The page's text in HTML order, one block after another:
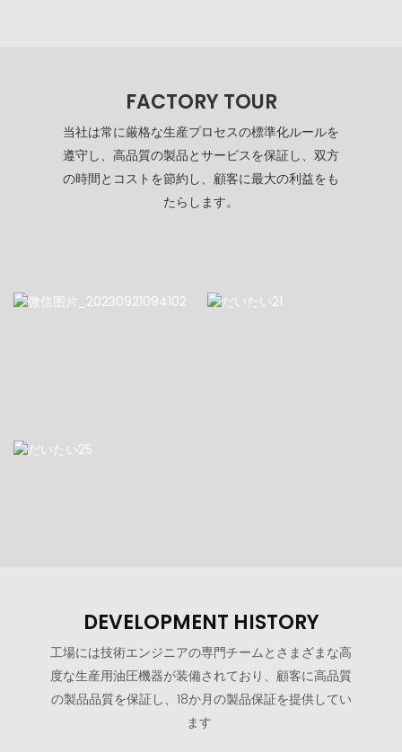
FACTORY TOUR
当社は常に厳格な生産プロセスの標準化ルールを
遵守し、高品質の製品とサービスを保証し、双方
の時間とコストを節約し、顧客に最大の利益をも
たらします。
DEVELOPMENT HISTORY
工場には技術エンジニアの専門チームとさまざまな高
度な生産用油圧機器が装備されており、顧客に高品質
の製品品質を保証し、18か月の製品保証を提供してい
ます